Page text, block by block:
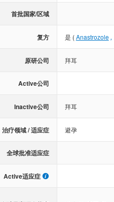
首批国家/区域
复方 是 (Anastrozole,
原研公司 拜耳
Active公司
Inactive公司 拜耳
治疗领域 / 适应症 避孕
全球批准适应症
Active适应症